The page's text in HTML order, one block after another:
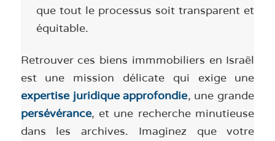
que tout le processus soit transparent et
équitable.
Retrouver ces biens immmobiliers en Israël
est une mission délicate qui exige une
expertise juridique approfondie, une grande
persévérance, et une recherche minutieuse
dans les archives. Imaginez que votre